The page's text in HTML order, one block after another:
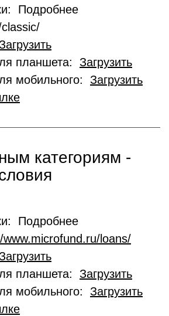
Подробнее
планшета: Загрузить
мобильного: Загрузить
категориям -
Подробнее
www.microfund.ru/loans/
планшета: Загрузить
мобильного: Загрузить